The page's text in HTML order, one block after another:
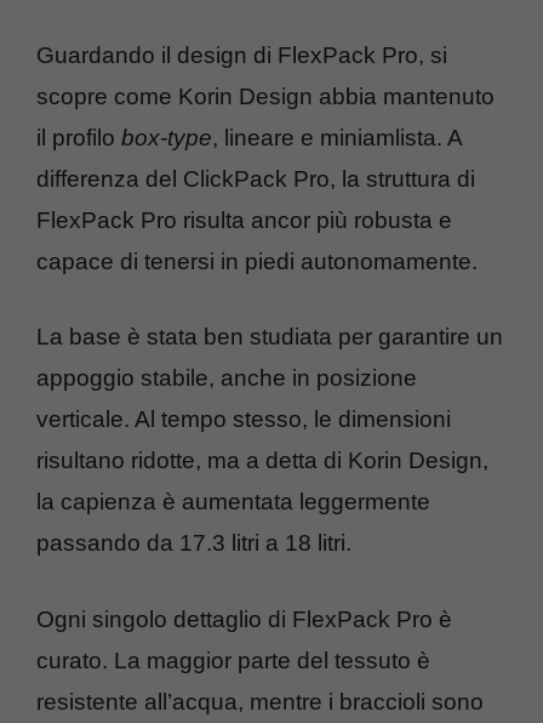
Guardando il design di FlexPack Pro, si
scopre come Korin Design abbia mantenuto
il profilo box-type, lineare e miniamlista. A
differenza del ClickPack Pro, la struttura di
FlexPack Pro risulta ancor più robusta e
capace di tenersi in piedi autonomamente.
La base è stata ben studiata per garantire un
appoggio stabile, anche in posizione
verticale. Al tempo stesso, le dimensioni
risultano ridotte, ma a detta di Korin Design,
la capienza è aumentata leggermente
passando da 17.3 litri a 18 litri.
Ogni singolo dettaglio di FlexPack Pro è
curato. La maggior parte del tessuto è
resistente all’acqua, mentre i braccioli sono